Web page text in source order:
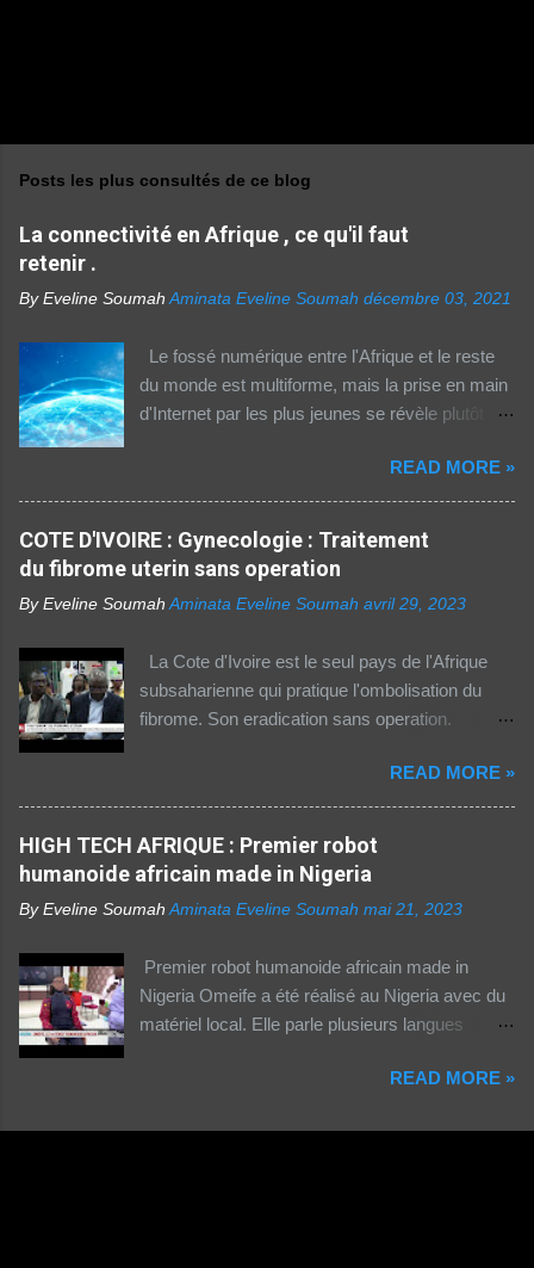
Posts les plus consultés de ce blog
La connectivité en Afrique , ce qu'il faut
retenir .
By Eveline Soumah Aminata Eveline Soumah décembre 03, 2021
Le fossé numérique entre l'Afrique et le reste
du monde est multiforme, mais la prise en main
d'Internet par les plus jeunes se révèle plutôt
http://boutic.evemoney.1tpe.fr Un tiers (33%) de
la population dans la région Afrique (hors Etats
arabes du continent) utilise Internet, selon le
rapport 2021 de l'Union internationale des
télécommunications (UIT) sur la connectivité
numérique dans le monde. Si entre 2019 et
dans cette partie du monde, cette dernière est
celle où l'accès au web reste difficile –
notamment pour les femmes et les personnes
coûteux. Cinq faits pour appréhender le fossé
numérique en Afrique. La moitié des citadins
africains sont en ligne contre seulement 15% de
la population rurale. A l'échelle de la planète, les
habitants des zones urbaines sont deux fois...
READ MORE »
COTE D'IVOIRE : Gynecologie : Traitement
du fibrome uterin sans operation
By Eveline Soumah Aminata Eveline Soumah avril 29, 2023
La Cote d'Ivoire est le seul pays de l'Afrique
subsaharienne qui pratique l'ombolisation du
fibrome. Son eradication sans operation.
d'Ivoire. Elle a gueri pres de 300 femmes.
Suivez ceci. - 1TPE.com - Votre boutique de
produits digitaux Source life tv.
READ MORE »
HIGH TECH AFRIQUE : Premier robot
humanoide africain made in Nigeria
By Eveline Soumah Aminata Eveline Soumah mai 21, 2023
Premier robot humanoide africain made in
Nigeria Omeife a été réalisé au Nigeria avec du
matériel local. Elle parle plusieurs langues
READ MORE »